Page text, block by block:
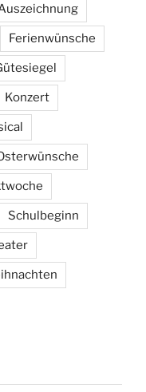
Ferienwünsche
Konzert
Schulbeginn